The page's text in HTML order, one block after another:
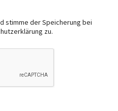
stimme der Speicherung bei
zu.